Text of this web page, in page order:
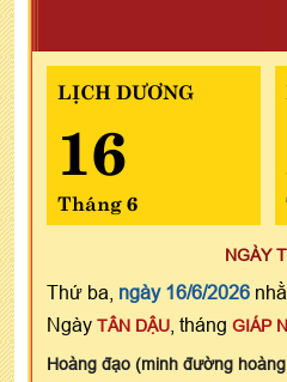
LỊCH DƯƠNG
16
Tháng 6
NGÀY
Thứ ba, ngày 16/6/2026
Ngày TÂN DẬU , tháng GIÁP
Hoàng đạo (minh đường